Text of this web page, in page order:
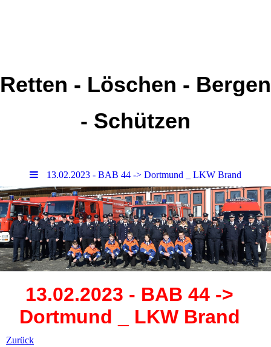
Retten - Löschen - Bergen
- Schützen
13.02.2023 - BAB 44 -> Dortmund _ LKW Brand
13.02.2023 - BAB 44 ->
Dortmund _ LKW Brand
Zurück